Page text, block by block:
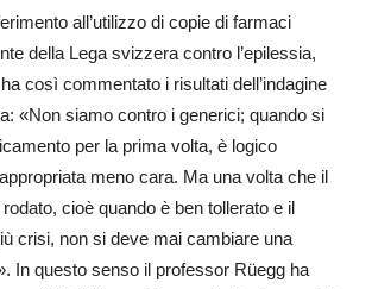
all’utilizzo di copie di farmaci
della Lega svizzera contro l’epilessia,
così commentato i risultati dell’indagine
«Non siamo contro i generici; quando si
per la prima volta, è logico
meno cara. Ma una volta che il
cioè quando è ben tollerato e il
crisi, non si deve mai cambiare una
In questo senso il professor Rüegg ha